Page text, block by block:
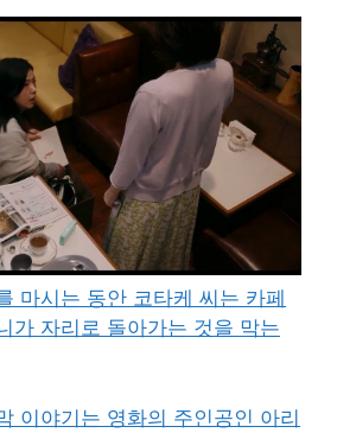
마시는 동안 코타케 씨는 카페
가 자리로 돌아가는 것을 막는
이야기는 영화의 주인공인 아리